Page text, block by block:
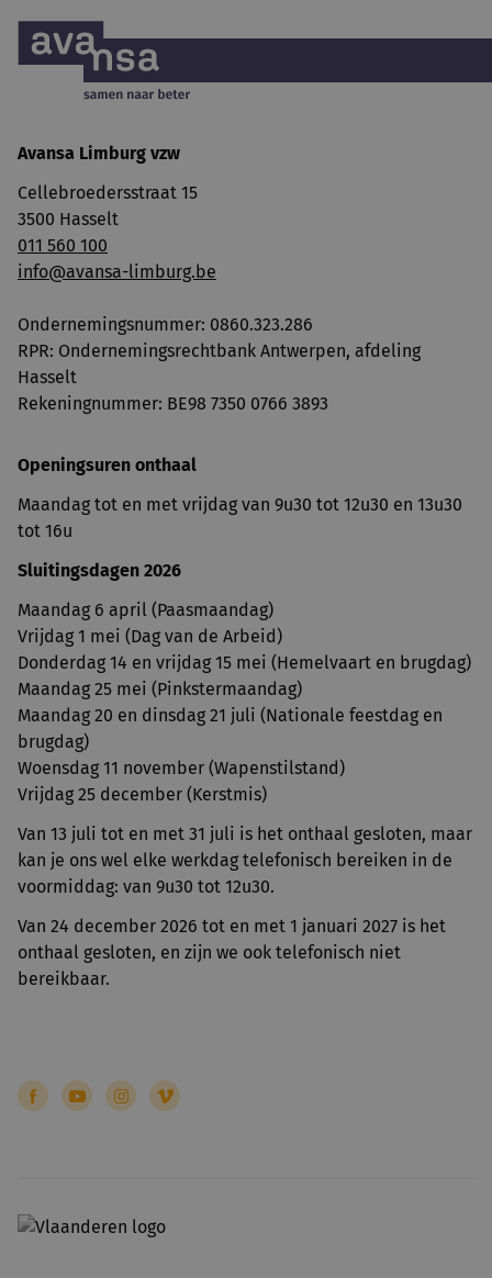
Avansa Limburg vzw
Cellebroedersstraat 15
3500 Hasselt
011 560 100
info@avansa-limburg.be
Ondernemingsnummer: ​0860.323.286
RPR: Ondernemingsrechtbank Antwerpen, afdeling
Hasselt
Rekeningnummer: BE98 7350 0766 3893
Openingsuren onthaal
Maandag tot en met vrijdag van 9u30 tot 12u30 en 13u30
tot 16u
Sluitingsdagen 2026
Maandag 6 april (Paasmaandag)
Vrijdag 1 mei (Dag van de Arbeid)
Donderdag 14 en vrijdag 15 mei (Hemelvaart en brugdag)
Maandag 25 mei (Pinkstermaandag)
Maandag 20 en dinsdag 21 juli (Nationale feestdag en
brugdag)
Woensdag 11 november (Wapenstilstand)
Vrijdag 25 december (Kerstmis)
Van 13 juli tot en met 31 juli is het onthaal gesloten, maar
kan je ons wel elke werkdag telefonisch bereiken in de
voormiddag: van 9u30 tot 12u30.
Van 24 december 2026 tot en met 1 januari 2027 is het
onthaal gesloten, en zijn we ook telefonisch niet
bereikbaar.